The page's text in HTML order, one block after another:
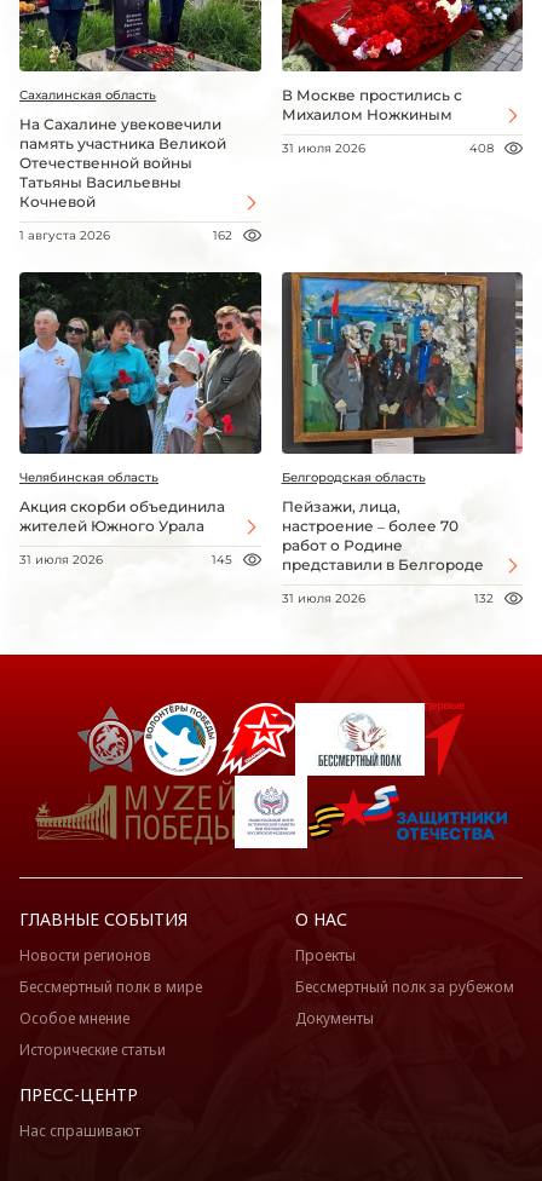
Сахалинская область
На Сахалине увековечили
память участника Великой
Отечественной войны
Татьяны Васильевны
Кочневой
1 августа 2026 162
В Москве простились с
Михаилом Ножкиным
31 июля 2026 408
Челябинская область
Акция скорби объединила
жителей Южного Урала
31 июля 2026 145
Белгородская область
Пейзажи, лица,
настроение – более 70
работ о Родине
представили в Белгороде
31 июля 2026 132
ГЛАВНЫЕ СОБЫТИЯ
Новости регионов
Бессмертный полк в мире
Особое мнение
Исторические статьи
О НАС
Проекты
Бессмертный полк за рубежом
Документы
ПРЕСС-ЦЕНТР
Нас спрашивают